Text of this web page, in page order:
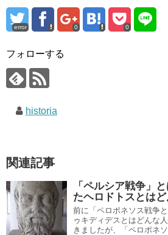
error 0 0
フォローする
historia
関連記事
「ペルシア戦争」
たヘロドトスとは
前に「ペロポネソス戦争
ゥキディデスとはどんな
きましたが、「ペロポネ